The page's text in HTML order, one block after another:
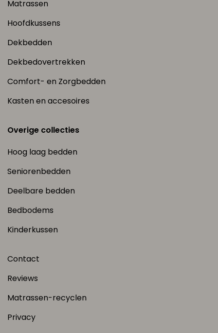
Matrassen
Hoofdkussens
Dekbedden
Dekbedovertrekken
Comfort- en Zorgbedden
Kasten en accesoires
Overige collecties
Hoog laag bedden
Seniorenbedden
Deelbare bedden
Bedbodems
Kinderkussen
Contact
Reviews
Matrassen-recyclen
Privacy